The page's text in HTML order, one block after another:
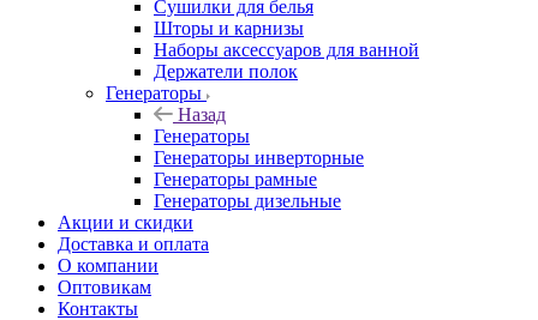
Сушилки для белья
Шторы и карнизы
Наборы аксессуаров для ванной
Держатели полок
Генераторы
Назад
Генераторы
Генераторы инверторные
Генераторы рамные
Генераторы дизельные
Акции и скидки
Доставка и оплата
О компании
Оптовикам
Контакты